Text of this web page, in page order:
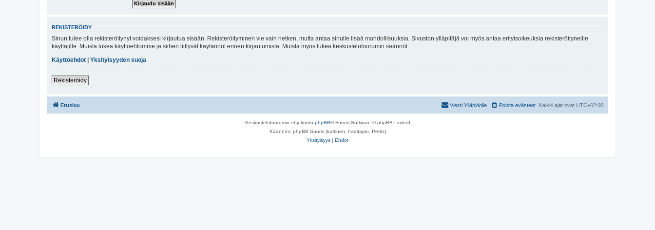
REKISTERÖIDY
Sinun tulee olla rekisteröitynyt voidaksesi kirjautua sisään. Rekisteröityminen vie vain hetken, mutta antaa sinulle lisää mahdollisuuksia. Sivuston ylläpitäjä voi myös antaa erityisoikeuksia rekisteröityneille
käyttäjille. Muista lukea käyttöehtomme ja siihen liittyvät käytännöt ennen kirjautumista. Muista myös lukea keskustelufoorumin säännöt.
Käyttöehdot
Yksityisyyden suoja
Rekisteröidy
Etusivu Kaikki ajat ovat UTC+02:00
Poista evästeet
Viesti Ylläpidolle
Keskustelufoorumin ohjelmisto phpBB® Forum Software © phpBB Limited
Käännös: phpBB Suomi (lurttinen, harritapio, Pettis)
Yksityisyys | Ehdot